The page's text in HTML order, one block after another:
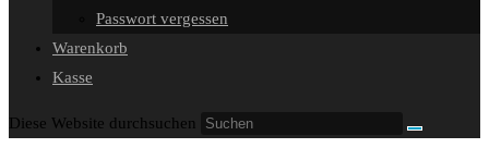
Passwort vergessen
Warenkorb
Kasse
Diese Website durchsuchen